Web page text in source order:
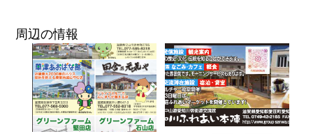
周辺の情報